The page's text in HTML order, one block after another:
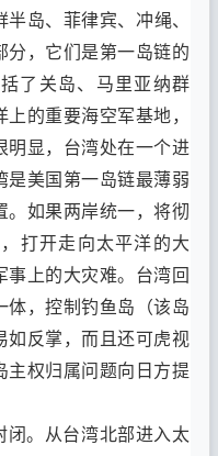
半岛、 菲律宾、 冲绳、
分 ， 它们是第一岛链的
了关岛、 马里亚纳群
上的重要海空军基地，
明显， 台湾处在一个进
是美国第一岛链最薄弱
。 如果两岸统一，将彻
， 打开走向太平洋的大
事上的大灾难。 台湾回
体，控制钓鱼岛 （该岛
如反掌 ， 而且还可虎视
主权归属问题向日方提
闭。 从台湾北部进入太